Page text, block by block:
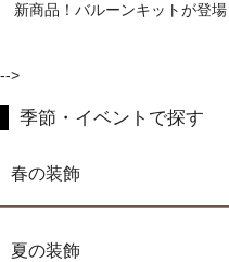
新商品！バルーンキットが登場
-->
季節・イベントで探す
春の装飾
夏の装飾